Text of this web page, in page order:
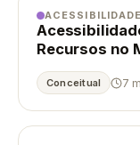
ACESSIBILIDADE
Recursos no
Conceitual 7